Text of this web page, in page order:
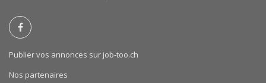
Publier vos annonces sur job-too.ch
Nos partenaires